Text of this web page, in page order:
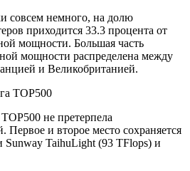
совсем немного, на долю
приходится 33.3 процента от
мощности. Большая часть
мощности распределена между
и Великобританией.
не претерпела
Первое и второе место сохраняется
Sunway TaihuLight (93 TFlops) и